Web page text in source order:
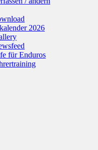
2026
für Enduros